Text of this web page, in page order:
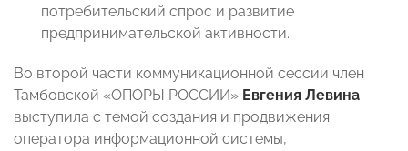
потребительский спрос и развитие
предпринимательской активности.
Во второй части коммуникационной сессии член
Тамбовской «ОПОРЫ РОССИИ» Евгения Левина
выступила с темой создания и продвижения
оператора информационной системы,